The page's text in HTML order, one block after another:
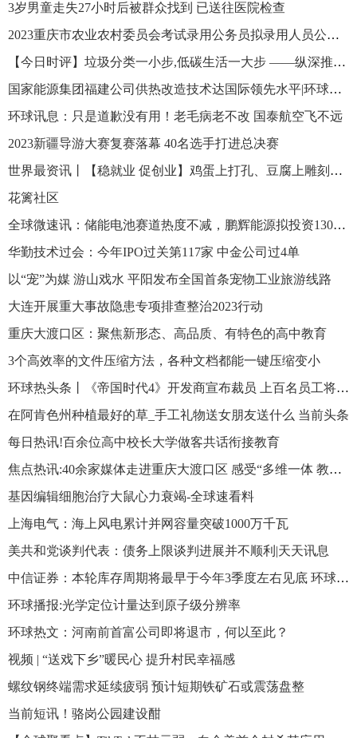
3岁男童走失27小时后被群众找到 已送往医院检查
2023重庆市农业农村委员会考试录用公务员拟录用人员公示公告
【今日时评】垃圾分类一小步,低碳生活一大步 ——纵深推进垃圾分类系列谈之一
国家能源集团福建公司供热改造技术达国际领先水平|环球热文
环球讯息：只是道歉没有用！老毛病老不改 国泰航空飞不远
2023新疆导游大赛复赛落幕 40名选手打进总决赛
世界最资讯丨【稳就业 促创业】鸡蛋上打孔、豆腐上雕刻、面条细如发丝…… 带你揭秘这些绝活是如何练成的
花篱社区
全球微速讯：储能电池赛道热度不减，鹏辉能源拟投资130亿元加码储能电池
华勤技术过会：今年IPO过关第117家 中金公司过4单
以“宠”为媒 游山戏水 平阳发布全国首条宠物工业旅游线路
大连开展重大事故隐患专项排查整治2023行动
重庆大渡口区：聚焦新形态、高品质、有特色的高中教育
3个高效率的文件压缩方法，各种文档都能一键压缩变小
环球热头条丨《帝国时代4》开发商宣布裁员 上百名员工将受影响
在阿肯色州种植最好的草_手工礼物送女朋友送什么 当前头条
每日热讯!百余位高中校长大学做客共话衔接教育
焦点热讯:40余家媒体走进重庆大渡口区 感受“多维一体 教育大渡”
基因编辑细胞治疗大鼠心力衰竭-全球速看料
上海电气：海上风电累计并网容量突破1000万千瓦
美共和党谈判代表：债务上限谈判进展并不顺利|天天讯息
中信证券：本轮库存周期将最早于今年3季度左右见底 环球快报
环球播报:光学定位计量达到原子级分辨率
环球热文：河南前首富公司即将退市，何以至此？
视频 | “送戏下乡”暖民心 提升村民幸福感
螺纹钢终端需求延续疲弱 预计短期铁矿石或震荡盘整
当前短讯！骆岗公园建设酣